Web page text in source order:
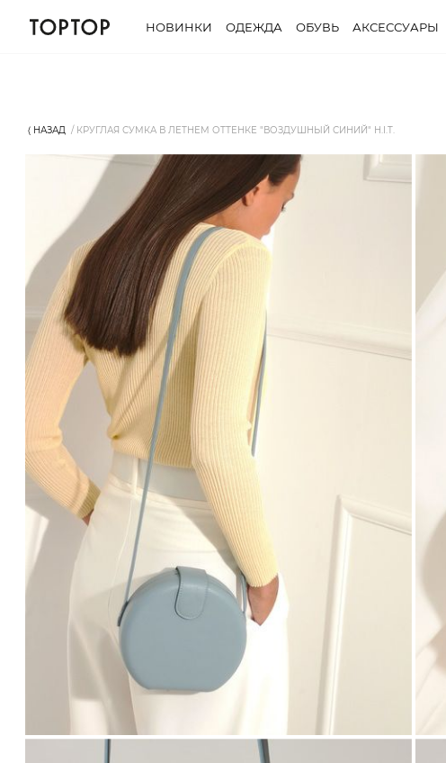
НОВИНКИ ОДЕЖДА ОБУВЬ АКСЕССУАРЫ
⟨ НАЗАД КРУГЛАЯ СУМКА В ЛЕТНЕМ ОТТЕНКЕ "ВОЗДУШНЫЙ СИНИЙ" H.I.T.